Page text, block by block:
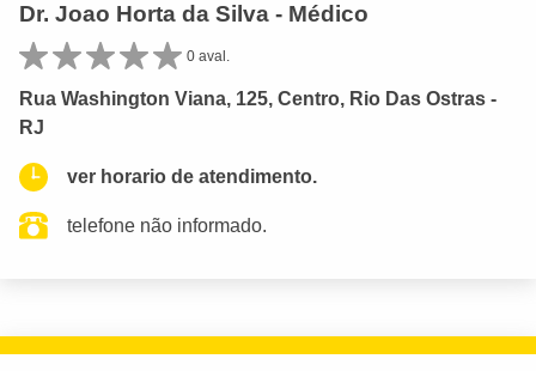
Dr. Joao Horta da Silva - Médico
0 aval.
Rua Washington Viana, 125, Centro, Rio Das Ostras -
RJ
ver horario de atendimento.
telefone não informado.